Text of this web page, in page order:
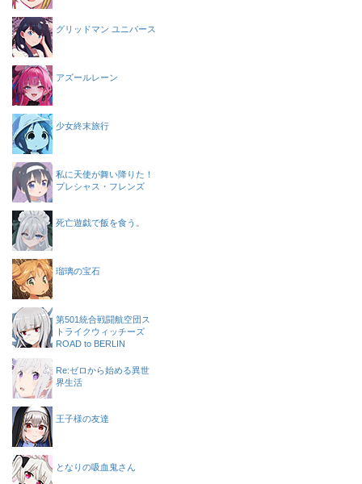
グリッドマン ユニバース
アズールレーン
少女終末旅行
私に天使が舞い降りた！
プレシャス・フレンズ
死亡遊戯で飯を食う。
瑠璃の宝石
第501統合戦闘航空団ス
トライクウィッチーズ
ROAD to BERLIN
Re:ゼロから始める異世
界生活
王子様の友達
となりの吸血鬼さん